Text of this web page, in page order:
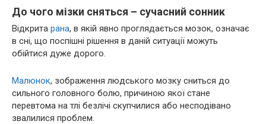
До чого мізки сняться – сучасний сонник
Відкрита рана, в якій явно проглядається мозок, означає
в сні, що поспішні рішення в даній ситуації можуть
обійтися дуже дорого.
Малюнок, зображення людського мозку сниться до
сильного головного болю, причиною якої стане
перевтома на тлі безлічі скупчилися або несподівано
звалилися проблем.